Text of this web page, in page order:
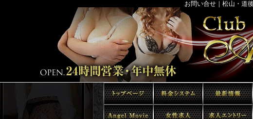
お問い合せ｜松山・道